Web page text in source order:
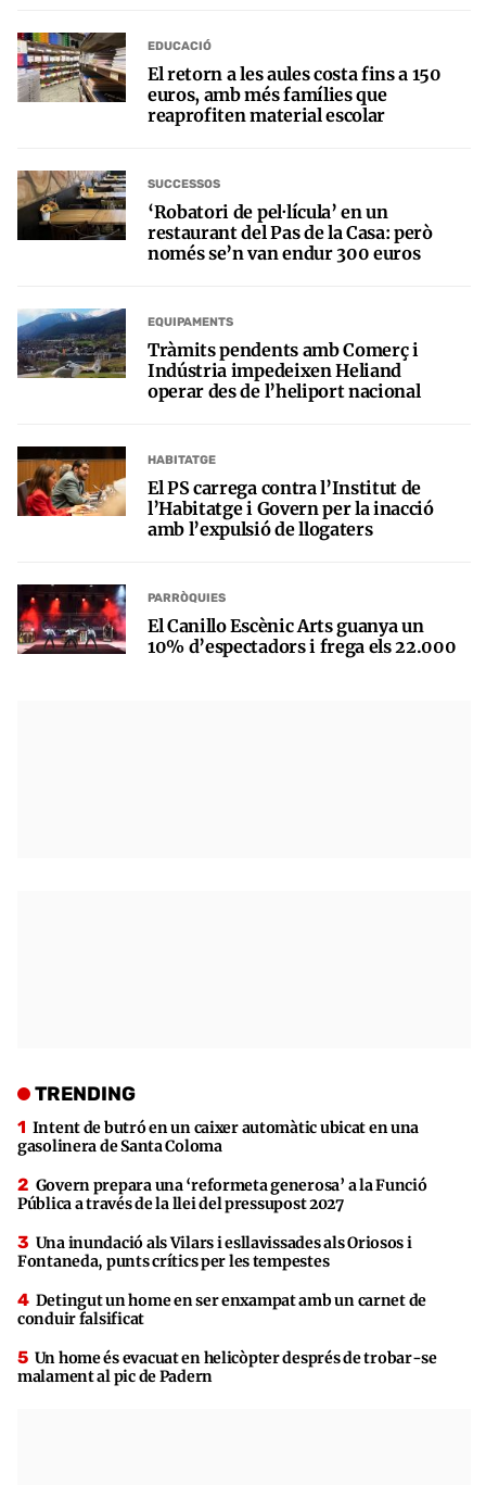
EDUCACIÓ
El retorn a les aules costa fins a 150
euros, amb més famílies que
reaprofiten material escolar
SUCCESSOS
‘Robatori de pel·lícula’ en un
restaurant del Pas de la Casa: però
només se’n van endur 300 euros
EQUIPAMENTS
Tràmits pendents amb Comerç i
Indústria impedeixen Heliand
operar des de l’heliport nacional
HABITATGE
El PS carrega contra l’Institut de
l’Habitatge i Govern per la inacció
amb l’expulsió de llogaters
PARRÒQUIES
El Canillo Escènic Arts guanya un
10% d’espectadors i frega els 22.000
TRENDING
Intent de butró en un caixer automàtic ubicat en una
gasolinera de Santa Coloma
Govern prepara una ‘reformeta generosa’ a la Funció
Pública a través de la llei del pressupost 2027
Una inundació als Vilars i esllavissades als Oriosos i
Fontaneda, punts crítics per les tempestes
Detingut un home en ser enxampat amb un carnet de
conduir falsificat
Un home és evacuat en helicòpter després de trobar-se
malament al pic de Padern